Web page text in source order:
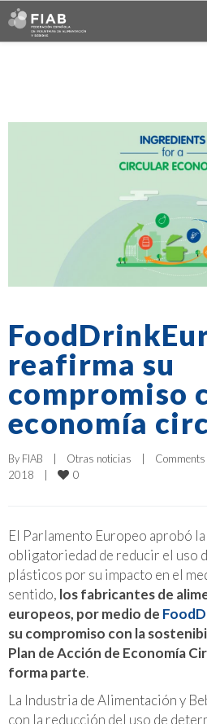
reafirma su
compromiso
economía
By FIAB | Otras noticias |
2018
| 0
El Parlamento Europeo aprobó la
obligatoriedad de reducir el uso
plásticos por su impacto en el
sentido, los fabricantes de
europeos, por medio de
su compromiso con la
Plan de Acción de Economía
forma parte.
La Industria de Alimentación y
con la reducción del uso de